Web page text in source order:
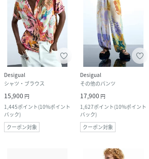
Desigual
シャツ・ブラウス
15,900 円
1,445ポイント(10%ポイント
バック)
クーポン対象
Desigual
その他のパンツ
17,900 円
1,627ポイント(10%ポイント
バック)
クーポン対象